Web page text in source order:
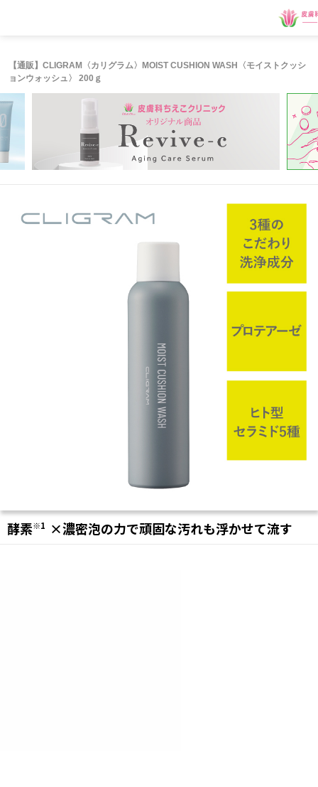
【通販】CLIGRAM〈カリグラム〉MOIST CUSHION WASH〈モイストクッシ
ョンウォッシュ〉 200ｇ
酵素※1 ×濃密泡の力で頑固な汚れも浮かせて流す